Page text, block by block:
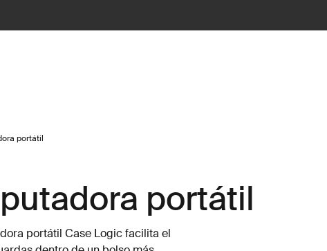
portátil
portátil
portátil Case Logic facilita el